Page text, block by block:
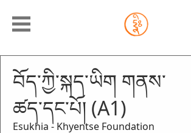
བོད་ཀྱི་སྐད་ཡིག གནས་
ཚད་དང་པོ། (A1)
Esukhia - Khyentse Foundation